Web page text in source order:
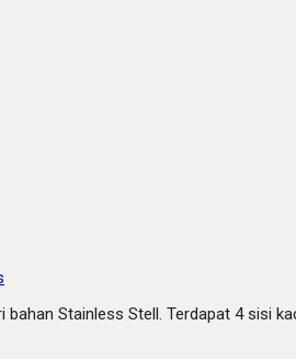
Stainless Stell. Terdapat 4 sisi